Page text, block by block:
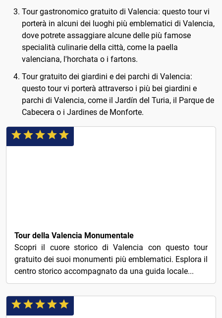
Tour gastronomico gratuito di Valencia: questo tour vi
porterà in alcuni dei luoghi più emblematici di Valencia,
dove potrete assaggiare alcune delle più famose
specialità culinarie della città, come la paella
valenciana, l'horchata o i fartons.
Tour gratuito dei giardini e dei parchi di Valencia:
questo tour vi porterà attraverso i più bei giardini e
parchi di Valencia, come il Jardín del Turia, il Parque de
Cabecera o i Jardines de Monforte.
Tour della Valencia Monumentale
Scopri il cuore storico di Valencia con questo tour
gratuito dei suoi monumenti più emblematici. Esplora il
centro storico accompagnato da una guida locale...